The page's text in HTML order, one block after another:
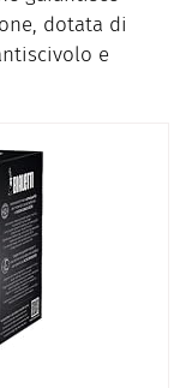
dotata di
e